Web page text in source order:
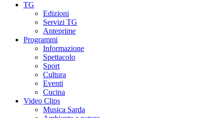
TG
Edizioni
Servizi TG
Anteprime
Programmi
Informazione
Spettacolo
Sport
Cultura
Eventi
Cucina
Video Clips
Musica Sarda